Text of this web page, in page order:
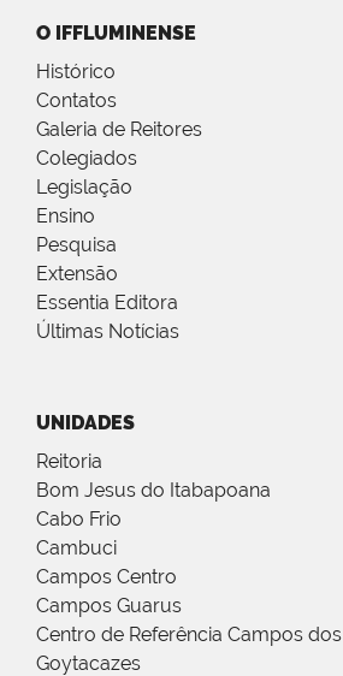
O IFFLUMINENSE
Histórico
Contatos
Galeria de Reitores
Colegiados
Legislação
Ensino
Pesquisa
Extensão
Essentia Editora
Últimas Notícias
UNIDADES
Reitoria
Bom Jesus do Itabapoana
Cabo Frio
Cambuci
Campos Centro
Campos Guarus
Centro de Referência Campos dos
Goytacazes